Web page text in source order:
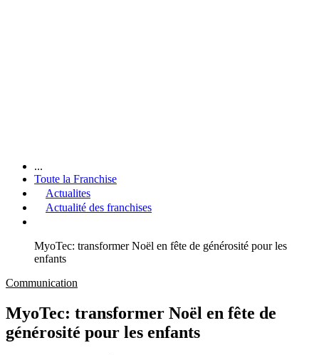
...
Toute la Franchise
Actualites
Actualité des franchises
MyoTec: transformer Noël en fête de générosité pour les
enfants
Communication
MyoTec: transformer Noël en fête de
générosité pour les enfants